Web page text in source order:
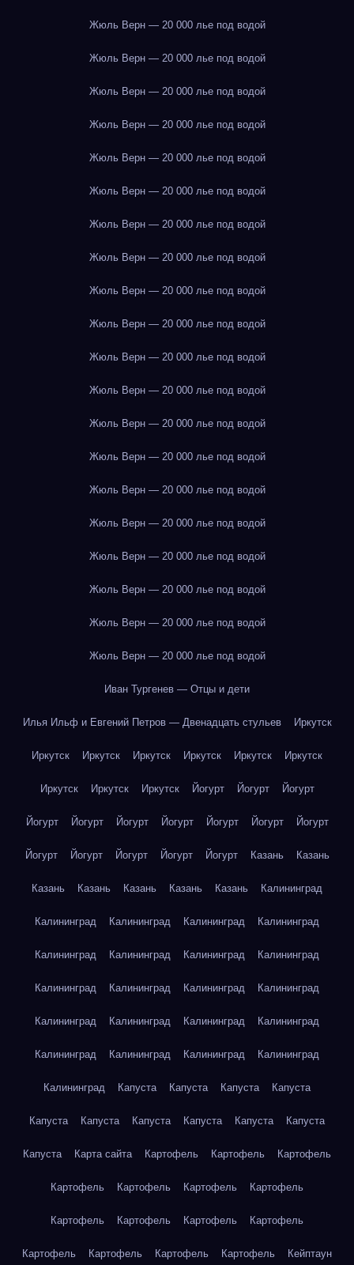
Жюль Верн — 20 000 лье под водой
Жюль Верн — 20 000 лье под водой
Жюль Верн — 20 000 лье под водой
Жюль Верн — 20 000 лье под водой
Жюль Верн — 20 000 лье под водой
Жюль Верн — 20 000 лье под водой
Жюль Верн — 20 000 лье под водой
Жюль Верн — 20 000 лье под водой
Жюль Верн — 20 000 лье под водой
Жюль Верн — 20 000 лье под водой
Жюль Верн — 20 000 лье под водой
Жюль Верн — 20 000 лье под водой
Жюль Верн — 20 000 лье под водой
Жюль Верн — 20 000 лье под водой
Жюль Верн — 20 000 лье под водой
Жюль Верн — 20 000 лье под водой
Жюль Верн — 20 000 лье под водой
Жюль Верн — 20 000 лье под водой
Жюль Верн — 20 000 лье под водой
Жюль Верн — 20 000 лье под водой
Иван Тургенев — Отцы и дети
Илья Ильф и Евгений Петров — Двенадцать стульев Иркутск
Иркутск Иркутск Иркутск Иркутск Иркутск Иркутск
Иркутск Иркутск Иркутск Йогурт Йогурт Йогурт
Йогурт Йогурт Йогурт Йогурт Йогурт Йогурт Йогурт
Йогурт Йогурт Йогурт Йогурт Йогурт Казань Казань
Казань Казань Казань Казань Казань Калининград
Калининград Калининград Калининград Калининград
Калининград Калининград Калининград Калининград
Калининград Калининград Калининград Калининград
Калининград Калининград Калининград Калининград
Калининград Калининград Калининград Калининград
Калининград Капуста Капуста Капуста Капуста
Капуста Капуста Капуста Капуста Капуста Капуста
Капуста Карта сайта Картофель Картофель Картофель
Картофель Картофель Картофель Картофель
Картофель Картофель Картофель Картофель
Картофель Картофель Картофель Картофель Кейптаун